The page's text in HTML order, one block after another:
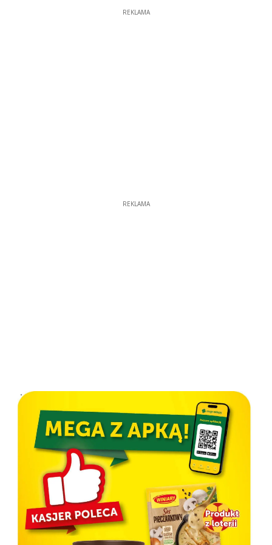
REKLAMA
REKLAMA